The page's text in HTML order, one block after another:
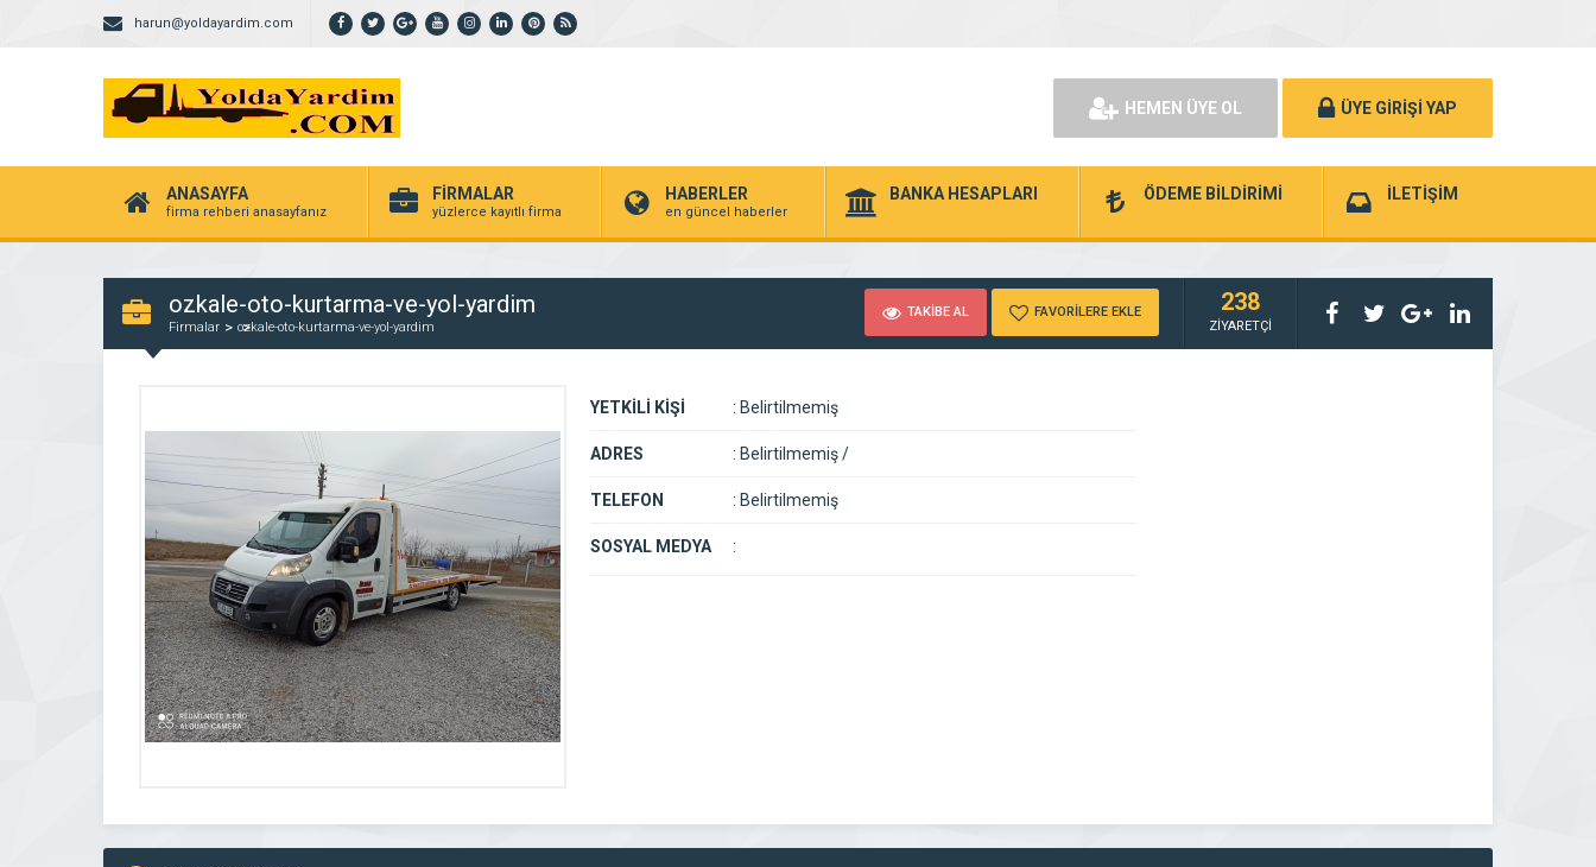
harun@yoldayardim.com
HEMEN ÜYE OL ÜYE GİRİŞİ YAP
ANASAYFA
firma rehberi anasayfanız
FİRMALAR
yüzlerce kayıtlı firma
HABERLER
en güncel haberler
BANKA HESAPLARI ÖDEME BİLDİRİMİ İLETİŞİM
ozkale-oto-kurtarma-ve-yol-yardim
Firmalar ozkale-oto-kurtarma-ve-yol-yardim
TAKİBE AL FAVORİLERE EKLE 238
ZİYARETÇİ
YETKİLİ KİŞİ : Belirtilmemiş
ADRES : Belirtilmemiş /
TELEFON : Belirtilmemiş
SOSYAL MEDYA :